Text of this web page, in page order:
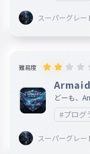
スーパーグレ
難易度
対やっ
どーも、
ーグレー
グを作っ
良いけど
バーはや
#プログ
スーパーグレ